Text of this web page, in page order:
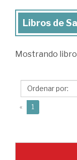
Libros
Sagües,
Pedro
Libros de
Mostrando
« 1